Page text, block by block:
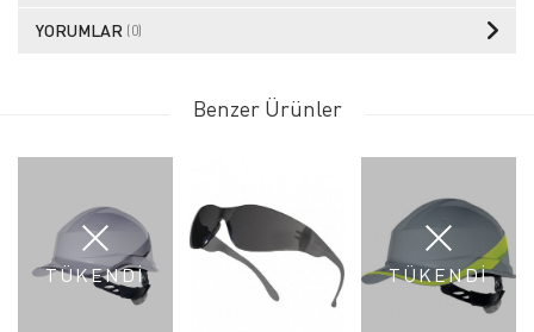
YORUMLAR (0)
Benzer Ürünler
TÜKENDİ TÜKENDİ